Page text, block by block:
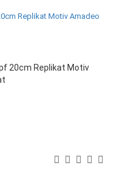
20cm Replikat Motiv